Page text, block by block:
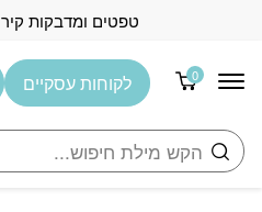
טפטים ומדבקות קיר
0
חיפוש
לקוחות עסקיים